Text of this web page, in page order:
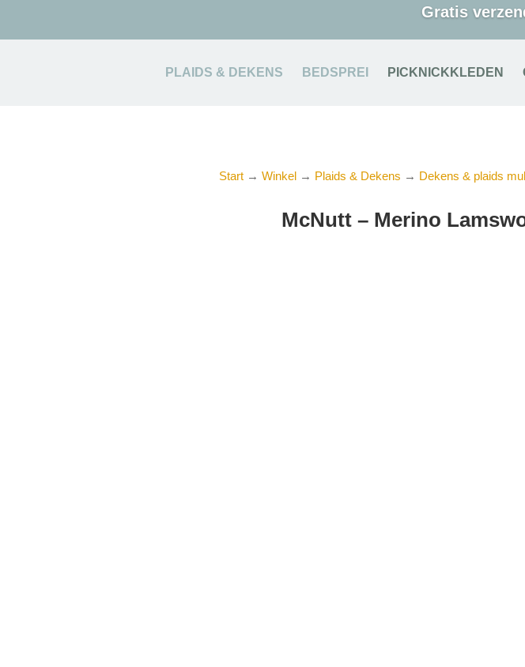
Gratis
PLAIDS & DEKENS BEDSPREI PICKNICKKLEDEN
Start → Winkel → Plaids & Dekens → Dekens & plaids
McNutt – Merino